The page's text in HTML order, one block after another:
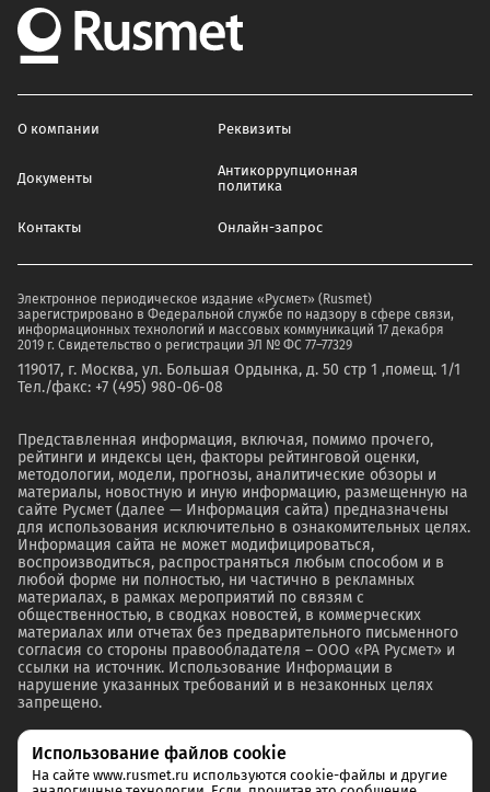
О компании Реквизиты
Документы
Антикоррупционная
политика
Контакты Онлайн-запрос
Электронное периодическое издание «Русмет» (Rusmet)
зарегистрировано в Федеральной службе по надзору в сфере связи,
информационных технологий и массовых коммуникаций 17 декабря
2019 г. Свидетельство о регистрации ЭЛ № ФС 77–77329
119017, г. Москва, ул. Большая Ордынка, д. 50 стр 1 ,помещ. 1/1
Тел./факс: +7 (495) 980-06-08
Представленная информация, включая, помимо прочего,
рейтинги и индексы цен, факторы рейтинговой оценки,
методологии, модели, прогнозы, аналитические обзоры и
материалы, новостную и иную информацию, размещенную на
сайте Русмет (далее — Информация сайта) предназначены
для использования исключительно в ознакомительных целях.
Информация сайта не может модифицироваться,
воспроизводиться, распространяться любым способом и в
любой форме ни полностью, ни частично в рекламных
материалах, в рамках мероприятий по связям с
общественностью, в сводках новостей, в коммерческих
материалах или отчетах без предварительного письменного
согласия со стороны правообладателя – ООО «РА Русмет» и
ссылки на источник. Использование Информации в
нарушение указанных требований и в незаконных целях
запрещено.
Использование файлов cookie
На сайте www.rusmet.ru используются cookie-файлы и другие